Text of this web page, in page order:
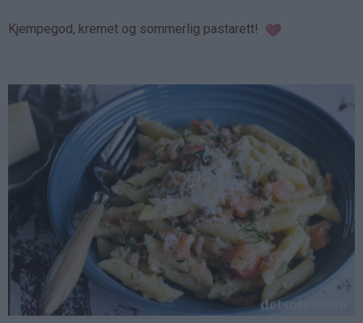
Kjempegod, kremet og sommerlig pastarett!